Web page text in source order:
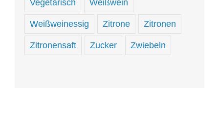
Vegetarisch Weißwein
Weißweinessig Zitrone Zitronen
Zitronensaft Zucker Zwiebeln